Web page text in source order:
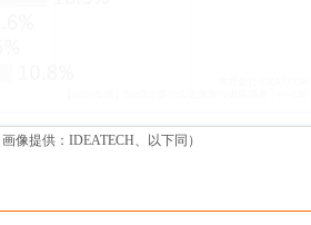
像提供：IDEATECH、以下同）